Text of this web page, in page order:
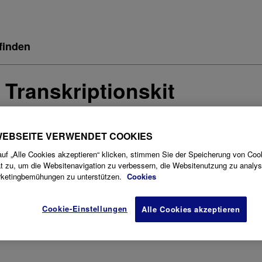
Transkriptionskit
TECHNISCH
SPEZIFIKATIONEN
WO
KAUFEN
&
VERWENDET COOKIES
„Alle Cookies akzeptieren“ klicken, stimmen Sie der Speicherung von
zu, um die Websitenavigation zu verbessern, die Websitenutzung zu
zu unterstützen. Cookies
Cookie-Einstellungen Alle Cookies akzeptieren